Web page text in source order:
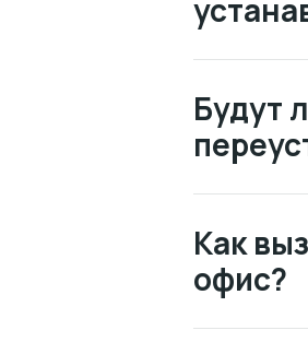
Будут
Как
офис?